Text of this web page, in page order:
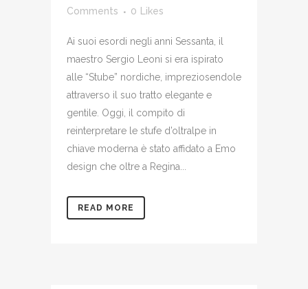
Comments
0 Likes
Ai suoi esordi negli anni Sessanta, il
maestro Sergio Leoni si era ispirato
alle “Stube” nordiche, impreziosendole
attraverso il suo tratto elegante e
gentile. Oggi, il compito di
reinterpretare le stufe d’oltralpe in
chiave moderna è stato affidato a Emo
design che oltre a Regina...
READ MORE